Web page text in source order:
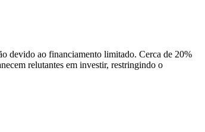
devido ao financiamento limitado. Cerca de 20%
relutantes em investir, restringindo o